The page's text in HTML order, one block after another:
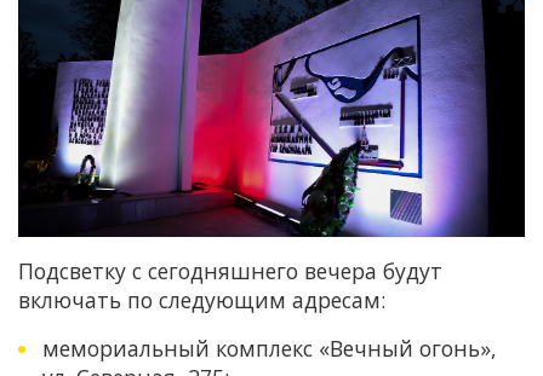
Подсветку с сегодняшнего вечера будут
включать по следующим адресам:
мемориальный комплекс «Вечный огонь»,